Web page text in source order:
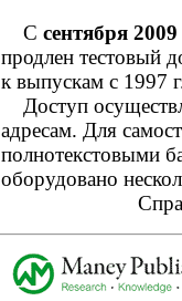
С сентября 2009
продлен тестовый
к выпускам с 1997
Доступ
адресам. Для
полнотекстовыми
оборудовано